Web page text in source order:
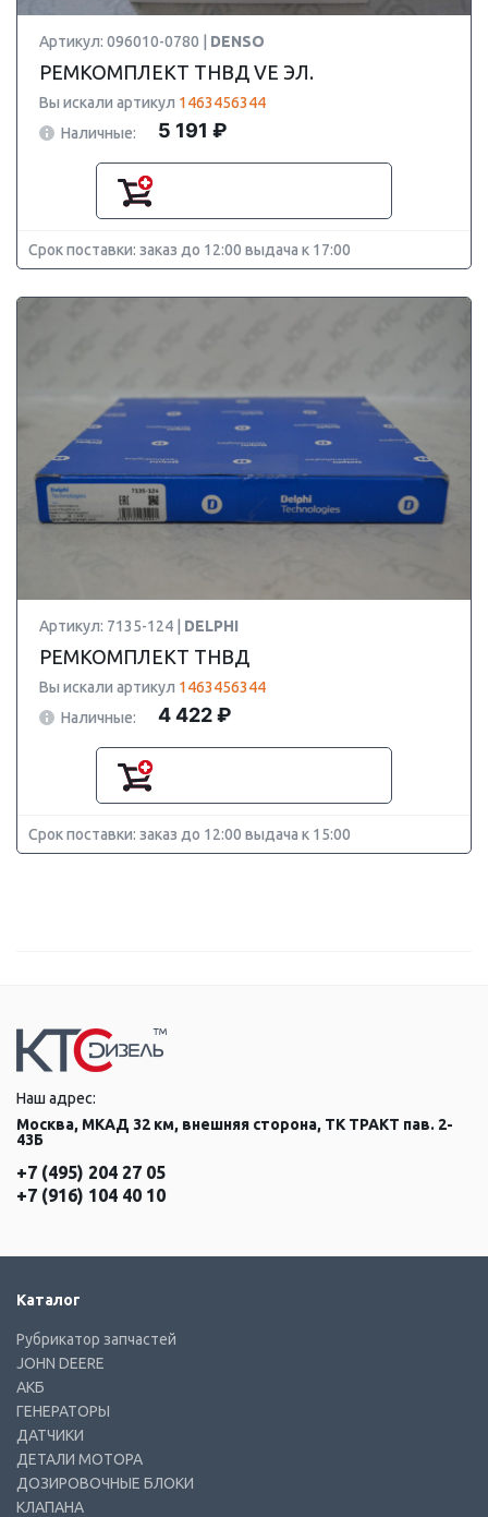
Артикул: 096010-0780 | DENSO
РЕМКОМПЛЕКТ ТНВД VE ЭЛ.
Вы искали артикул 1463456344
Наличные:
5 191 ₽
Срок поставки: заказ до 12:00 выдача к 17:00
Артикул: 7135-124 | DELPHI
РЕМКОМПЛЕКТ ТНВД
Вы искали артикул 1463456344
Наличные:
4 422 ₽
Срок поставки: заказ до 12:00 выдача к 15:00
Наш адрес:
Москва, МКАД 32 км, внешняя сторона, ТК ТРАКТ пав. 2-
43Б
+7 (495) 204 27 05
+7 (916) 104 40 10
Каталог
Рубрикатор запчастей
JOHN DEERE
АКБ
ГЕНЕРАТОРЫ
ДАТЧИКИ
ДЕТАЛИ МОТОРА
ДОЗИРОВОЧНЫЕ БЛОКИ
КЛАПАНА